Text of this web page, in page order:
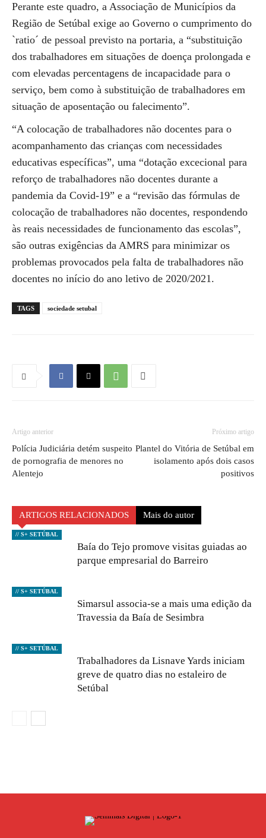
Perante este quadro, a Associação de Municípios da
Região de Setúbal exige ao Governo o cumprimento do
`ratio´ de pessoal previsto na portaria, a “substituição
dos trabalhadores em situações de doença prolongada e
com elevadas percentagens de incapacidade para o
serviço, bem como à substituição de trabalhadores em
situação de aposentação ou falecimento”.
“A colocação de trabalhadores não docentes para o
acompanhamento das crianças com necessidades
educativas específicas”, uma “dotação excecional para
reforço de trabalhadores não docentes durante a
pandemia da Covid-19” e a “revisão das fórmulas de
colocação de trabalhadores não docentes, respondendo
às reais necessidades de funcionamento das escolas”,
são outras exigências da AMRS para minimizar os
problemas provocados pela falta de trabalhadores não
docentes no início do ano letivo de 2020/2021.
TAGS sociedade setubal
Artigo anterior
Polícia Judiciária detém suspeito
de pornografia de menores no
Alentejo
Próximo artigo
Plantel do Vitória de Setúbal em
isolamento após dois casos
positivos
ARTIGOS RELACIONADOS Mais do autor
// S+ SETÚBAL
Baía do Tejo promove visitas guiadas ao
parque empresarial do Barreiro
// S+ SETÚBAL
Simarsul associa-se a mais uma edição da
Travessia da Baía de Sesimbra
// S+ SETÚBAL
Trabalhadores da Lisnave Yards iniciam
greve de quatro dias no estaleiro de
Setúbal